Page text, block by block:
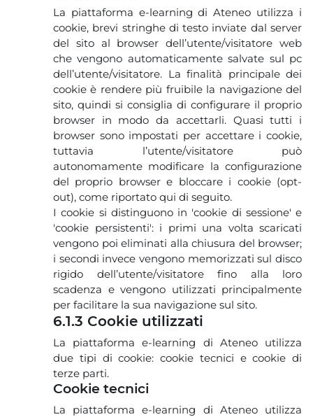
La piattaforma e-learning di Ateneo utilizza i
cookie, brevi stringhe di testo inviate dal server
del sito al browser dell’utente/visitatore web
che vengono automaticamente salvate sul pc
dell’utente/visitatore. La finalità principale dei
cookie è rendere più fruibile la navigazione del
sito, quindi si consiglia di configurare il proprio
browser in modo da accettarli. Quasi tutti i
browser sono impostati per accettare i cookie,
tuttavia l’utente/visitatore può
autonomamente modificare la configurazione
del proprio browser e bloccare i cookie (opt-
out), come riportato qui di seguito.
I cookie si distinguono in 'cookie di sessione' e
'cookie persistenti': i primi una volta scaricati
vengono poi eliminati alla chiusura del browser;
i secondi invece vengono memorizzati sul disco
rigido dell’utente/visitatore fino alla loro
scadenza e vengono utilizzati principalmente
per facilitare la sua navigazione sul sito.
6.1.3 Cookie utilizzati
La piattaforma e-learning di Ateneo utilizza
due tipi di cookie: cookie tecnici e cookie di
terze parti.
Cookie tecnici
La piattaforma e-learning di Ateneo utilizza